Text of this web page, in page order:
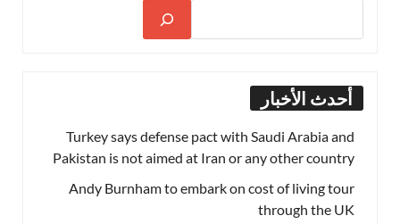
أحدث الأخبار
Turkey says defense pact with Saudi Arabia and
Pakistan is not aimed at Iran or any other country
Andy Burnham to embark on cost of living tour
through the UK